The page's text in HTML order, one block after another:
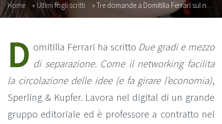
Home »Ultimi fogli scritti » Tre domande a Domitilla Ferrari sul networking (INTERVISTA)
D omitilla Ferrari ha scritto Due gradi e mezzo
di separazione. Come il networking facilita
la circolazione delle idee (e fa girare l’economia),
Sperling & Kupfer. Lavora nel digital di un grande
gruppo editoriale ed è professore a contratto nel